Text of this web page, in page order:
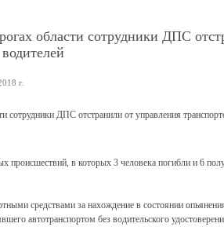
области сотрудники ДПС
г.
происшествий, в которых 3 человека погибли и 6
средствами за нахождение в состоянии
автотранспортом без водительского